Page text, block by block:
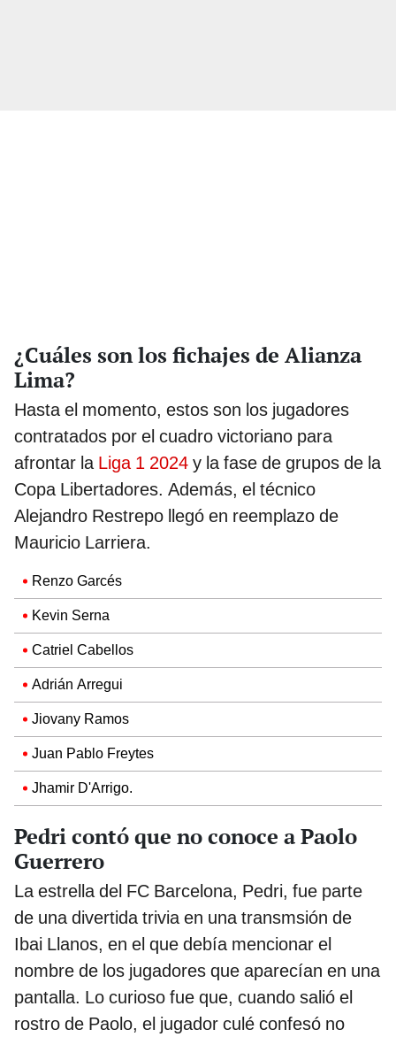
¿Cuáles son los fichajes de Alianza
Lima?
Hasta el momento, estos son los jugadores
contratados por el cuadro victoriano para
afrontar la Liga 1 2024 y la fase de grupos de la
Copa Libertadores. Además, el técnico
Alejandro Restrepo llegó en reemplazo de
Mauricio Larriera.
Renzo Garcés
Kevin Serna
Catriel Cabellos
Adrián Arregui
Jiovany Ramos
Juan Pablo Freytes
Jhamir D'Arrigo.
Pedri contó que no conoce a Paolo
Guerrero
La estrella del FC Barcelona, Pedri, fue parte
de una divertida trivia en una transmsión de
Ibai Llanos, en el que debía mencionar el
nombre de los jugadores que aparecían en una
pantalla. Lo curioso fue que, cuando salió el
rostro de Paolo, el jugador culé confesó no